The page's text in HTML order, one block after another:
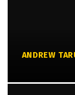
ANDREW